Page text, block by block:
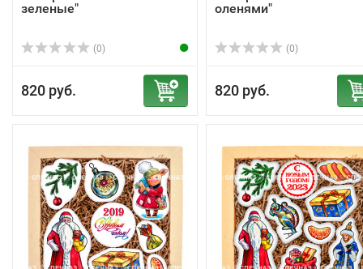
зеленые"
(0)
820 руб.
оленями"
(0)
820 руб.